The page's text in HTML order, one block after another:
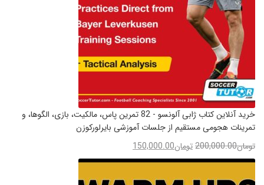
خرید آنلاین کتاب ژابی آلونسو - 82 تمرین پاس، مالکیت، بازی، الگوها، و
تمرینات هجومی مستقیم از جلسات آموزشی بایرلورکوزن
تومان200,000.00تومان150,000.00